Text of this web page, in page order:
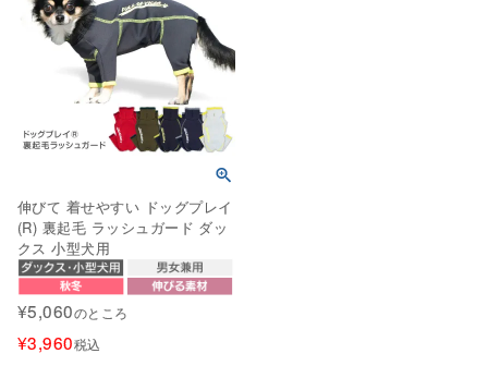
伸びて 着せやすい ドッグプレイ
(R) 裏起毛 ラッシュガード ダッ
クス 小型犬用
¥5,060のところ
¥3,960税込